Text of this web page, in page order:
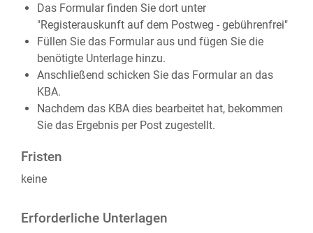
Das Formular finden Sie dort unter
"Registerauskunft auf dem Postweg - gebührenfrei"
Füllen Sie das Formular aus und fügen Sie die
benötigte Unterlage hinzu.
Anschließend schicken Sie das Formular an das
KBA.
Nachdem das KBA dies bearbeitet hat, bekommen
Sie das Ergebnis per Post zugestellt.
Fristen
keine
Erforderliche Unterlagen